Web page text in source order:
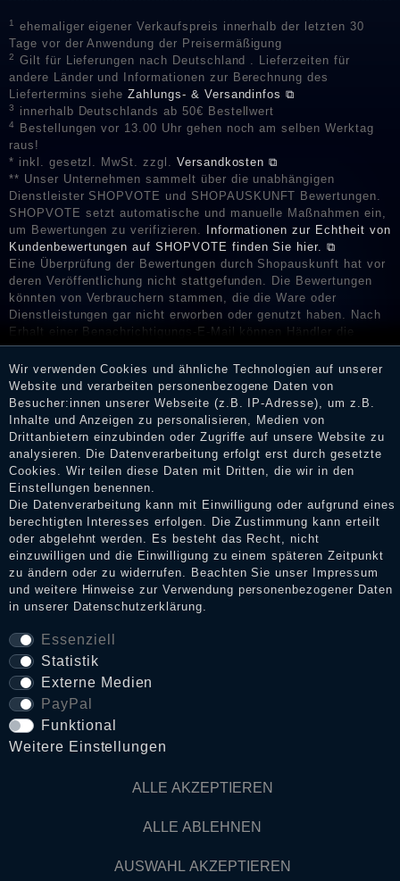
1
ehemaliger eigener Verkaufspreis innerhalb der letzten 30
Tage vor der Anwendung der Preisermäßigung
2
Gilt für Lieferungen nach Deutschland . Lieferzeiten für
andere Länder und Informationen zur Berechnung des
Liefertermins sieheZahlungs- & Versandinfos ⧉
3 innerhalb Deutschlands ab 50€ Bestellwert
4
Bestellungen vor 13.00 Uhr gehen noch am selben Werktag
raus!
* inkl. gesetzl. MwSt. zzgl. Versandkosten ⧉
** Unser Unternehmen sammelt über die unabhängigen
Dienstleister SHOPVOTE und SHOPAUSKUNFT Bewertungen.
SHOPVOTE setzt automatische und manuelle Maßnahmen ein,
um Bewertungen zu verifizieren.
Informationen zur Echtheit von
Kundenbewertungen auf SHOPVOTE finden Sie hier. ⧉
Eine Überprüfung der Bewertungen durch Shopauskunft hat vor
deren Veröffentlichung nicht stattgefunden. Die Bewertungen
könnten von Verbrauchern stammen, die die Ware oder
Dienstleistungen gar nicht erworben oder genutzt haben. Nach
Erhalt einer Benachrichtigungs-E-Mail können Händler die
Bewertungen verifizieren und über die erfolgte Verifizierung im
Shop informieren.
Impressum
Daten­schutz­erklärung
AGB
Widerrufs­recht
VERTRAG WIDERRUFEN
Kontakt
© Copyright 2026 Dark Ages Glasche & Kuczwalska GbR
Wir verwenden Cookies und ähnliche Technologien auf unserer
Website und verarbeiten personenbezogene Daten von
Besucher:innen unserer Webseite (z.B. IP-Adresse), um z.B.
Inhalte und Anzeigen zu personalisieren, Medien von
Drittanbietern einzubinden oder Zugriffe auf unsere Website zu
analysieren. Die Datenverarbeitung erfolgt erst durch gesetzte
Cookies. Wir teilen diese Daten mit Dritten, die wir in den
Einstellungen benennen.
Die Datenverarbeitung kann mit Einwilligung oder aufgrund eines
berechtigten Interesses erfolgen. Die Zustimmung kann erteilt
oder abgelehnt werden. Es besteht das Recht, nicht
einzuwilligen und die Einwilligung zu einem späteren Zeitpunkt
zu ändern oder zu widerrufen. Beachten Sie unser
Impressum
und weitere Hinweise zur Verwendung personenbezogener Daten
in unserer Daten­schutz­erklärung.
Essenziell
Statistik
Externe Medien
PayPal
Funktional
Weitere Einstellungen
ALLE AKZEPTIEREN
ALLE ABLEHNEN
AUSWAHL AKZEPTIEREN